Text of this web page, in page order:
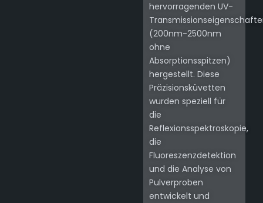
hervorragenden UV-
(200nm-2500nm
ohne
Absorptionsspitzen)
hergestellt. Diese
Präzisionsküvetten
wurden speziell für
die
Reflexionsspektroskopie,
die
Fluoreszenzdetektion
und die Analyse von
Pulverproben
entwickelt und